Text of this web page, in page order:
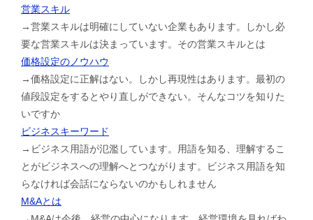
営業スキル
→営業スキルは明確にしていない企業もあります。しかし必
要な営業スキルは決まっています。その営業スキルとは
価格設定のノウハウ
→価格設定に正解はない。しかし再現性はあります。最初の
値段設定をするとやり直しができない。そんなコツを知りた
いですか
ビジネスキーワード
→ビジネス用語が氾濫しています。用語を知る、理解するこ
とがビジネスへの理解へとつながります。ビジネス用語を知
らなければ会話にならないのかもしれません
M&Aとは